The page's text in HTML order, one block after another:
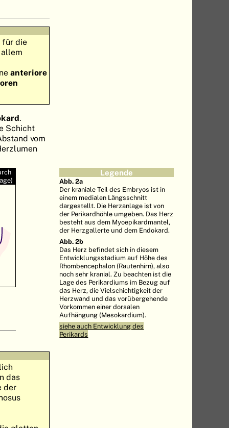
für die
anteriore
.
Schicht
vom
Legende
Abb. 2a
Der kraniale Teil des Embryos ist in
einem medialen Längsschnitt
dargestellt. Die Herzanlage ist von
der Perikardhöhle umgeben. Das Herz
besteht aus dem Myoepikardmantel,
der Herzgallerte und dem Endokard.
Abb. 2b
Das Herz befindet sich in diesem
Entwicklungsstadium auf Höhe des
Rhombencephalon (Rautenhirn), also
noch sehr kranial. Zu beachten ist die
Lage des Perikardiums im Bezug auf
das Herz, die Vielschichtigkeit der
Herzwand und das vorübergehende
Vorkommen einer dorsalen
Aufhängung (Mesokardium).
siehe auch Entwicklung des
Perikards
das
der